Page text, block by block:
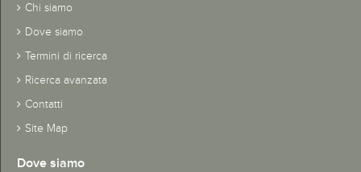
Chi siamo
Dove siamo
Termini di ricerca
Ricerca avanzata
Contatti
Site Map
Dove siamo